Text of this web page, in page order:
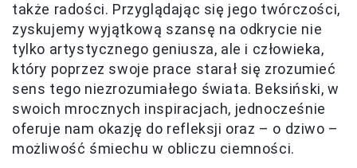
także radości. Przyglądając się jego twórczości,
zyskujemy wyjątkową szansę na odkrycie nie
tylko artystycznego geniusza, ale i człowieka,
który poprzez swoje prace starał się zrozumieć
sens tego niezrozumiałego świata. Beksiński, w
swoich mrocznych inspiracjach, jednocześnie
oferuje nam okazję do refleksji oraz – o dziwo –
możliwość śmiechu w obliczu ciemności.